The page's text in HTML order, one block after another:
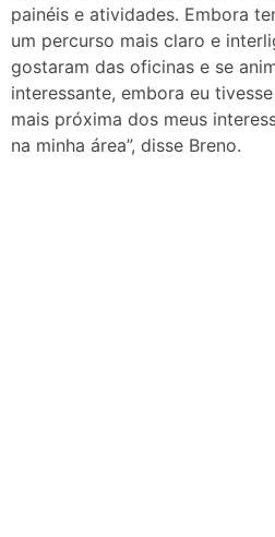
painéis e atividades. Embora
um percurso mais claro e
gostaram das oficinas e se
interessante, embora eu
mais próxima dos meus
na minha área”, disse Breno.